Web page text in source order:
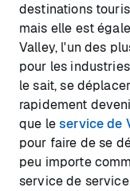
destinations
mais elle est
Valley, l'un des
pour les
le sait, se
rapidement
que leservice de
pour faire de se
peu importe
service de